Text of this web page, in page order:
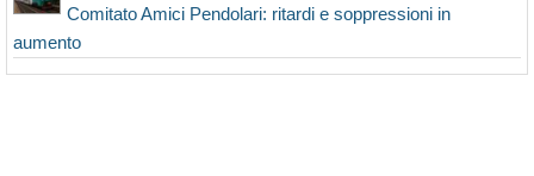
Comitato Amici Pendolari: ritardi e soppressioni in
aumento